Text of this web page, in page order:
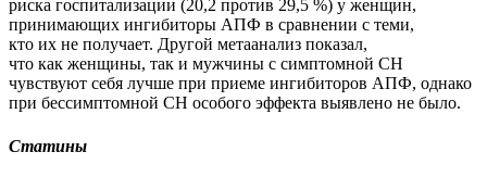
риска госпитализации (20,2 против 29,5 %) у женщин,
принимающих ингибиторы АПФ в сравнении с теми,
кто их не получает. Другой метаанализ показал,
что как женщины, так и мужчины с симптомной СН
чувствуют себя лучше при приеме ингибиторов АПФ, однако
при бессимптомной СН особого эффекта выявлено не было.
Статины